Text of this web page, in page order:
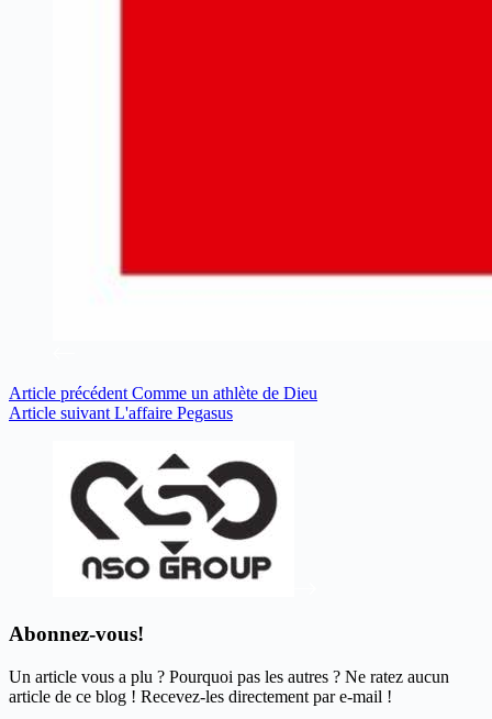
Article précédent Comme un athlète de Dieu
Article suivant L'affaire Pegasus
Abonnez-vous!
Un article vous a plu ? Pourquoi pas les autres ? Ne ratez aucun
article de ce blog ! Recevez-les directement par e-mail !